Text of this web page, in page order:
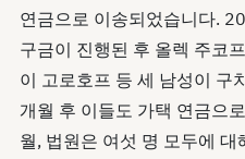
연금으로 이송되었습니다.
구금이 진행된 후 올렉 주코
이 고로호프 등 세 남성이 구
개월 후 이들도 가택 연금으
월, 법원은 여섯 명 모두에